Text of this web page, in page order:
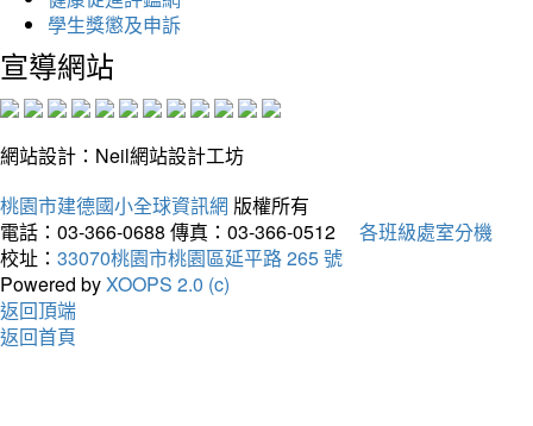
學生獎懲及申訴
宣導網站
網站設計：Neil網站設計工坊
桃園市建德國小全球資訊網 版權所有
電話：03-366-0688 傳真：03-366-0512
各班級處室分機
校址： 33070桃園市桃園區延平路 265 號
Powered byXOOPS 2.0 (c)
返回頂端
返回首頁